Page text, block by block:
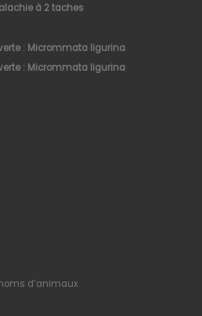
à 2 taches
: Micrommata ligurina
: Micrommata ligurina
d’animaux